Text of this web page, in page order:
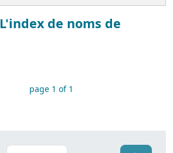
L'index de noms de
page 1 of 1